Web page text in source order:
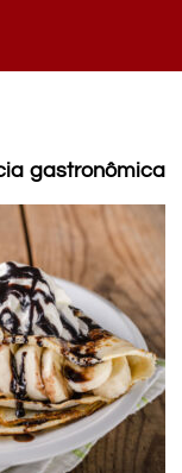
gastronômica